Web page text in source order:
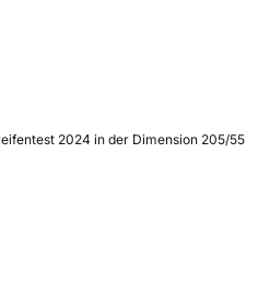
2024 in der Dimension 205/55